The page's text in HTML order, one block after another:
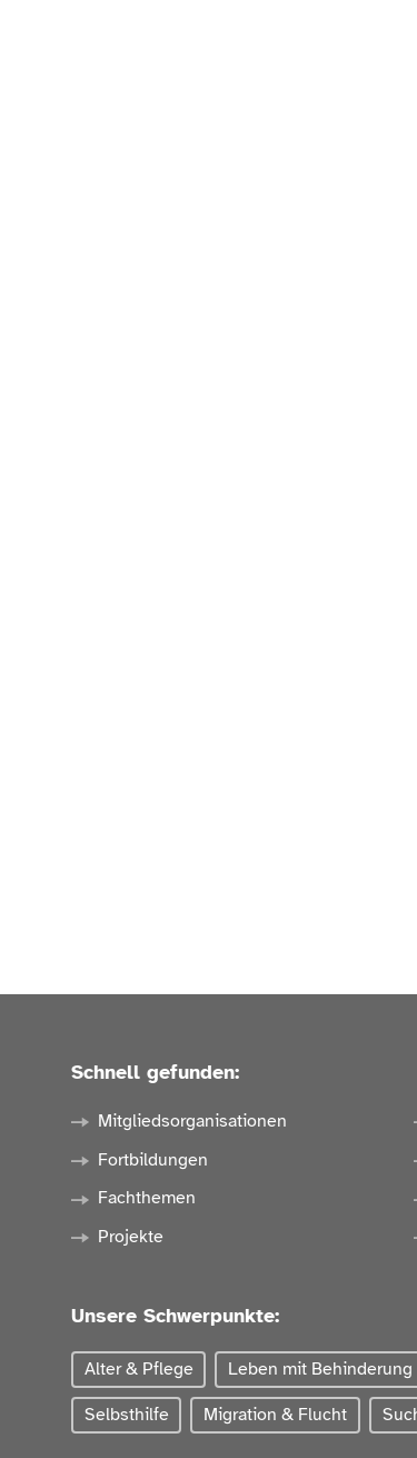
Schnell gefunden:
Mitgliedsorganisationen
Fortbildungen
Fachthemen
Projekte
Unsere Schwerpunkte:
Alter & Pflege Leben mit Behinderung
Selbsthilfe Migration & Flucht